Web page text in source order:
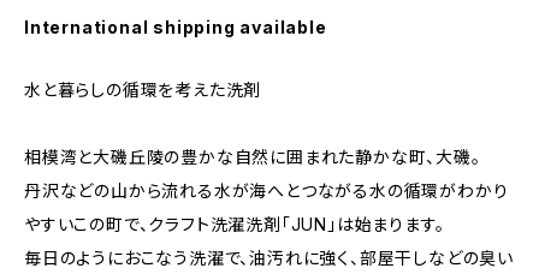
International shipping available
水と暮らしの循環を考えた洗剤
相模湾と大磯丘陵の豊かな自然に囲まれた静かな町、大磯。
丹沢などの山から流れる水が海へとつながる水の循環がわかり
やすいこの町で、クラフト洗濯洗剤「JUN」は始まります。
毎日のようにおこなう洗濯で、油汚れに強く、部屋干しなどの臭い